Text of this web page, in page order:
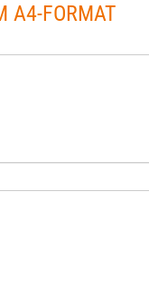
A4-FORMAT